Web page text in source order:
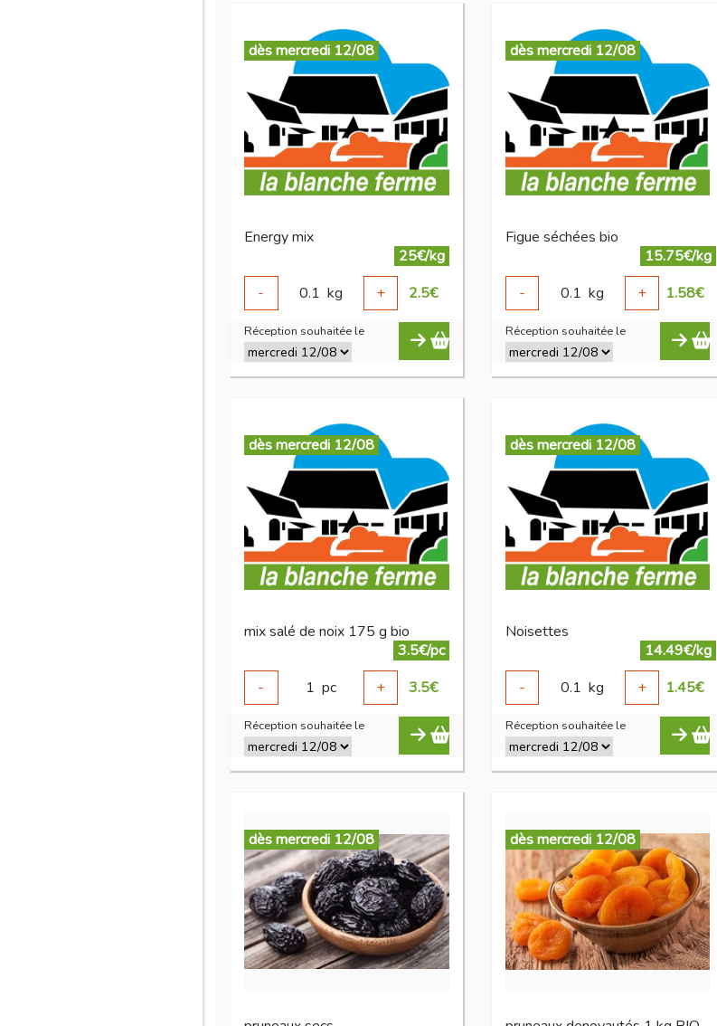
dès mercredi 12/08
Energy mix
25€/kg
-
0.1 kg + 2.5€
Réception souhaitée le
dès mercredi 12/08
Figue séchées bio
15.75€/kg
-
0.1 kg + 1.58€
Réception souhaitée le
dès mercredi 12/08
mix salé de noix 175 g bio
3.5€/pc
-
1 pc + 3.5€
Réception souhaitée le
dès mercredi 12/08
Noisettes
14.49€/kg
-
0.1 kg + 1.45€
Réception souhaitée le
dès mercredi 12/08 dès mercredi 12/08